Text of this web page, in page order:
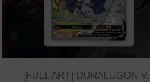
[FULL ART] DURALUGON V...